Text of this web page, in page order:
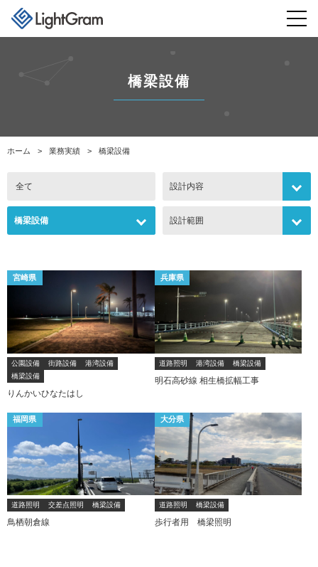
橋梁設備
ホーム 業務実績 橋梁設備
全て 設計内容
橋梁設備 設計範囲
宮崎県
公園設備 街路設備
港湾設備
橋梁設備
りんかいひなたはし
兵庫県
道路照明 港湾設備 橋梁設備
明石高砂線 相生橋拡幅工事
福岡県
道路照明 交差点照明 橋梁設備
鳥栖朝倉線
大分県
道路照明 橋梁設備
歩行者用 橋梁照明